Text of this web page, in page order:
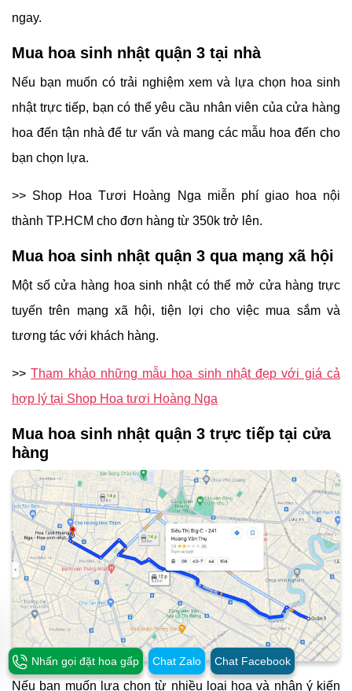
ngay.
Mua hoa sinh nhật quận 3 tại nhà
Nếu bạn muốn có trải nghiệm xem và lựa chọn hoa sinh
nhật trực tiếp, bạn có thể yêu cầu nhân viên của cửa hàng
hoa đến tận nhà để tư vấn và mang các mẫu hoa đến cho
bạn chọn lựa.
>> Shop Hoa Tươi Hoàng Nga miễn phí giao hoa nội
thành TP.HCM cho đơn hàng từ 350k trở lên.
Mua hoa sinh nhật quận 3 qua mạng xã hội
Một số cửa hàng hoa sinh nhật có thể mở cửa hàng trực
tuyến trên mạng xã hội, tiện lợi cho việc mua sắm và
tương tác với khách hàng.
>>Tham khảo những mẫu hoa sinh nhật đẹp với giá cả
hợp lý tại Shop Hoa tươi Hoàng Nga
Mua hoa sinh nhật quận 3 trực tiếp tại cửa
hàng
Nếu bạn muốn lựa chọn từ nhiều loại hoa và nhận ý kiến
Nhấn gọi đặt hoa gấp Chat Zalo Chat Facebook